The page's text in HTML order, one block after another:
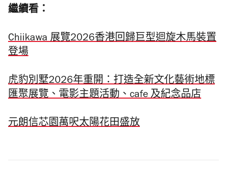
繼續看：
Chiikawa 展覽2026香港回歸巨型迴旋木馬裝置
登場
虎豹別墅2026年重開：打造全新文化藝術地標
匯聚展覽、電影主題活動、cafe 及紀念品店
元朗信芯園萬呎太陽花田盛放